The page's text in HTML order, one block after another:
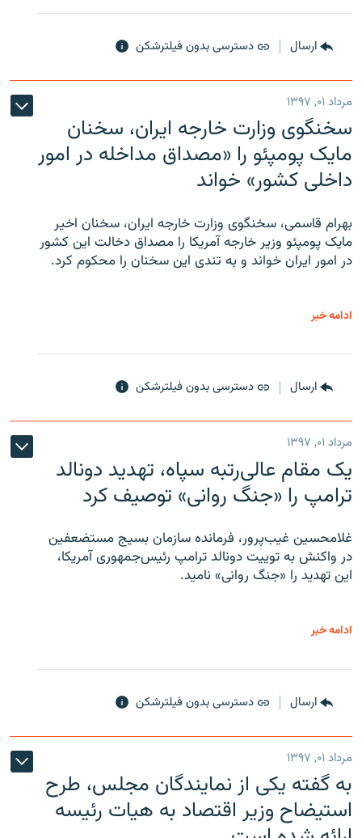
ارسال دسترسی بدون فیلترشکن
مرداد ۰۱, ۱۳۹۷
سخنگوی وزارت خارجه ایران، سخنان
مایک پومپئو را «مصداق مداخله در امور
داخلی کشور» خواند
بهرام قاسمی، سخنگوی وزارت خارجه ایران، سخنان اخیر
مایک پومپئو وزیر خارجه آمریکا را مصداق دخالت این کشور
در امور ایران خواند و به تندی این سخنان را محکوم کرد.
ادامه خبر
ارسال دسترسی بدون فیلترشکن
مرداد ۰۱, ۱۳۹۷
یک مقام عالی‌رتبه سپاه، تهدید دونالد
ترامپ را «جنگ روانی» توصیف کرد
غلامحسین غیب‌پرور، فرمانده سازمان بسیج مستضعفین
در واکنش به توییت دونالد ترامپ رئیس‌جمهوری آمریکا،
این تهدید را «جنگ روانی» نامید.
ادامه خبر
ارسال دسترسی بدون فیلترشکن
مرداد ۰۱, ۱۳۹۷
به گفته یکی از نمایندگان مجلس، طرح
استیضاح وزیر اقتصاد به هیات رئیسه